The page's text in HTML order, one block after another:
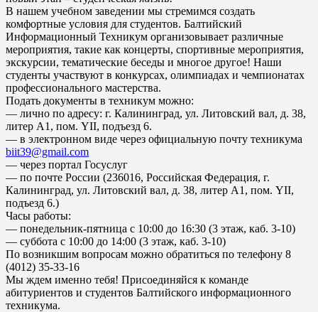
В нашем учебном заведении мы стремимся создать
комфортные условия для студентов. Балтийский
Информационный Техникум организовывает различные
мероприятия, такие как концерты, спортивные мероприятия,
экскурсии, тематические беседы и многое другое! Наши
студенты участвуют в конкурсах, олимпиадах и чемпионатах
профессионального мастерства.
Подать документы в техникум можно:
— лично по адресу: г. Калининград, ул. Литовский вал, д. 38,
литер А1, пом. YII, подъезд 6.
— в электронном виде через официальную почту техникума
biit39@gmail.com
— через портал Госуслуг
— по почте России (236016, Российская Федерация, г.
Калининград, ул. Литовский вал, д. 38, литер А1, пом. YII,
подъезд 6.)
Часы работы:
— понедельник-пятница с 10:00 до 16:30 (3 этаж, каб. 3-10)
— суббота с 10:00 до 14:00 (3 этаж, каб. 3-10)
По возникшим вопросам можно обратиться по телефону 8
(4012) 35-33-16
Мы ждем именно тебя! Присоединяйся к команде
абитуриентов и студентов Балтийского информационного
техникума.